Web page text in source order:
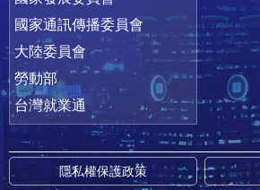
國家通訊傳播委員會
大陸委員會
勞動部
台灣就業通
隱私權保護政策